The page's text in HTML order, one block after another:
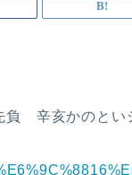
負 辛亥かのとい